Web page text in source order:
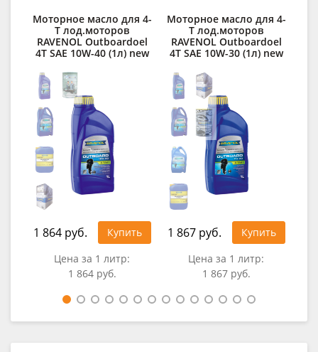
Моторное масло для 4-
T лод.моторов
RAVENOL Outboardoel
4T SAE 10W-40 (1л) new
1 864 руб.
Купить
Цена за 1 литр:
1 864 руб.
Моторное масло для 4-
T лод.моторов
RAVENOL Outboardoel
4T SAE 10W-30 (1л) new
1 867 руб.
Купить
Цена за 1 литр:
1 867 руб.